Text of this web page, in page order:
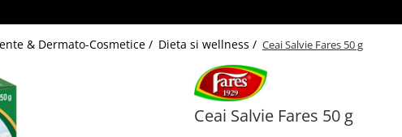
& Dermato-Cosmetice / Dieta si wellness / Ceai Salvie Fares 50 g
Ceai Salvie Fares 50 g